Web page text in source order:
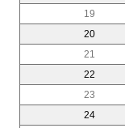
19
20
21
22
23
24